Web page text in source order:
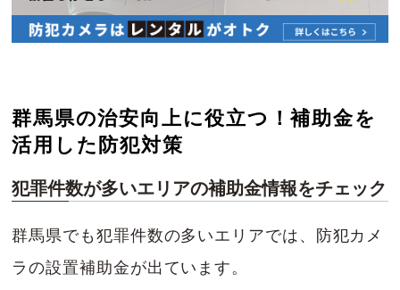
群馬県の治安向上に役立つ！補助金を
活用した防犯対策
犯罪件数が多いエリアの補助金情報をチェック
群馬県でも犯罪件数の多いエリアでは、防犯カメ
ラの設置補助金が出ています。